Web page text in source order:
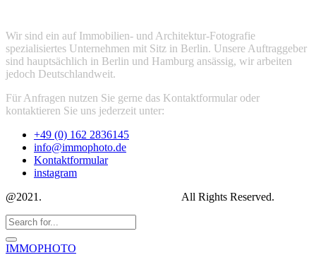
Wir sind ein auf Immobilien- und Architektur-Fotografie
spezialisiertes Unternehmen mit Sitz in Berlin. Unsere Auftraggeber
sind hauptsächlich in Berlin und Hamburg ansässig, wir arbeiten
jedoch Deutschlandweit.
Für Anfragen nutzen Sie gerne das Kontaktformular oder
kontaktieren Sie uns jederzeit unter:
+49 (0) 162 2836145
info@immophoto.de
Kontaktformular
instagram
@2021.
All Rights Reserved.
IMMOPHOTO